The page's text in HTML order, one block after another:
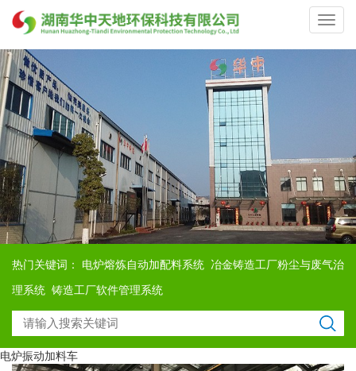
热门关键词： 电炉熔炼自动加配料系统 冶金铸造工厂粉尘与废气治
理系统 铸造工厂软件管理系统
电炉振动加料车